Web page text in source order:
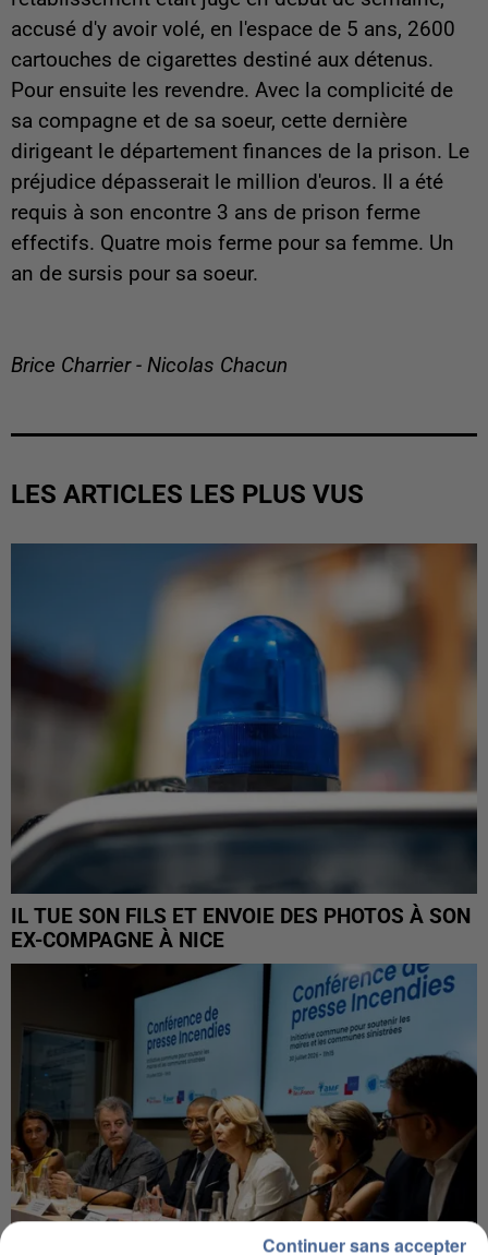
accusé d'y avoir volé, en l'espace de 5 ans, 2600
cartouches de cigarettes destiné aux détenus.
Pour ensuite les revendre. Avec la complicité de
sa compagne et de sa soeur, cette dernière
dirigeant le département finances de la prison. Le
préjudice dépasserait le million d'euros. Il a été
requis à son encontre 3 ans de prison ferme
effectifs. Quatre mois ferme pour sa femme. Un
an de sursis pour sa soeur.
Brice Charrier - Nicolas Chacun
LES ARTICLES LES PLUS VUS
IL TUE SON FILS ET ENVOIE DES PHOTOS À SON
EX-COMPAGNE À NICE
Continuer sans accepter